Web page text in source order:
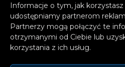
Informacje o tym, jak
udostępniamy partnerom
Partnerzy mogą połączyć te
otrzymanymi od Ciebie lub
korzystania z ich usług.
uczucia nie
chwile
walczymy!